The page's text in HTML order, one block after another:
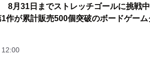
8月31日までストレッチゴールに挑戦中
作が累計販売500個突破のボードゲー
12:00